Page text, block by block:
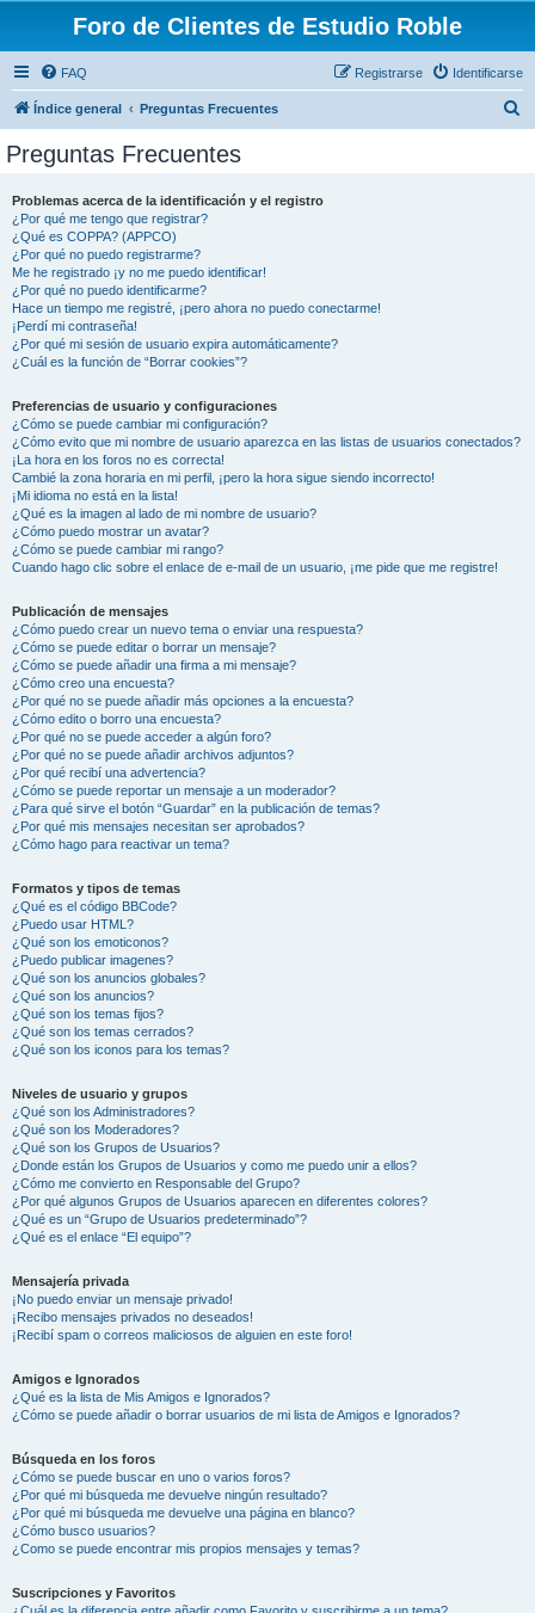
Foro de Clientes de Estudio Roble
FAQ Identificarse
Registrarse
Índice general Preguntas Frecuentes
Preguntas Frecuentes
Problemas acerca de la identificación y el registro
¿Por qué me tengo que registrar?
¿Qué es COPPA? (APPCO)
¿Por qué no puedo registrarme?
Me he registrado ¡y no me puedo identificar!
¿Por qué no puedo identificarme?
Hace un tiempo me registré, ¡pero ahora no puedo conectarme!
¡Perdí mi contraseña!
¿Por qué mi sesión de usuario expira automáticamente?
¿Cuál es la función de “Borrar cookies”?
Preferencias de usuario y configuraciones
¿Cómo se puede cambiar mi configuración?
¿Cómo evito que mi nombre de usuario aparezca en las listas de usuarios conectados?
¡La hora en los foros no es correcta!
Cambié la zona horaria en mi perfil, ¡pero la hora sigue siendo incorrecto!
¡Mi idioma no está en la lista!
¿Qué es la imagen al lado de mi nombre de usuario?
¿Cómo puedo mostrar un avatar?
¿Cómo se puede cambiar mi rango?
Cuando hago clic sobre el enlace de e-mail de un usuario, ¡me pide que me registre!
Publicación de mensajes
¿Cómo puedo crear un nuevo tema o enviar una respuesta?
¿Cómo se puede editar o borrar un mensaje?
¿Cómo se puede añadir una firma a mi mensaje?
¿Cómo creo una encuesta?
¿Por qué no se puede añadir más opciones a la encuesta?
¿Cómo edito o borro una encuesta?
¿Por qué no se puede acceder a algún foro?
¿Por qué no se puede añadir archivos adjuntos?
¿Por qué recibí una advertencia?
¿Cómo se puede reportar un mensaje a un moderador?
¿Para qué sirve el botón “Guardar” en la publicación de temas?
¿Por qué mis mensajes necesitan ser aprobados?
¿Cómo hago para reactivar un tema?
Formatos y tipos de temas
¿Qué es el código BBCode?
¿Puedo usar HTML?
¿Qué son los emoticonos?
¿Puedo publicar imagenes?
¿Qué son los anuncios globales?
¿Qué son los anuncios?
¿Qué son los temas fijos?
¿Qué son los temas cerrados?
¿Qué son los iconos para los temas?
Niveles de usuario y grupos
¿Qué son los Administradores?
¿Qué son los Moderadores?
¿Qué son los Grupos de Usuarios?
¿Donde están los Grupos de Usuarios y como me puedo unir a ellos?
¿Cómo me convierto en Responsable del Grupo?
¿Por qué algunos Grupos de Usuarios aparecen en diferentes colores?
¿Qué es un “Grupo de Usuarios predeterminado”?
¿Qué es el enlace “El equipo”?
Mensajería privada
¡No puedo enviar un mensaje privado!
¡Recibo mensajes privados no deseados!
¡Recibí spam o correos maliciosos de alguien en este foro!
Amigos e Ignorados
¿Qué es la lista de Mis Amigos e Ignorados?
¿Cómo se puede añadir o borrar usuarios de mi lista de Amigos e Ignorados?
Búsqueda en los foros
¿Cómo se puede buscar en uno o varios foros?
¿Por qué mi búsqueda me devuelve ningún resultado?
¿Por qué mi búsqueda me devuelve una página en blanco?
¿Cómo busco usuarios?
¿Como se puede encontrar mis propios mensajes y temas?
Suscripciones y Favoritos